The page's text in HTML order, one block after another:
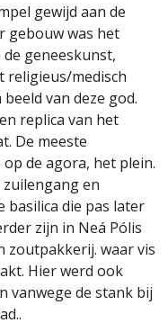
gewijd aan de
gebouw was het
geneeskunst,
religieus/medisch
van deze god.
replica van het
De meeste
de agora, het plein.
en
basilica die pas later
zijn in Neá Pólis
zoutpakkerij. waar vis
Hier werd ook
vanwege de stank bij